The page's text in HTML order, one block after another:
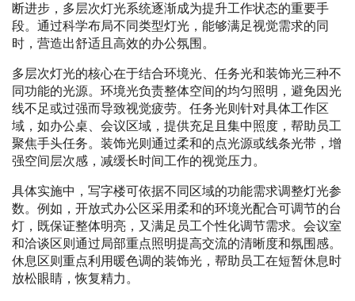
断进步，多层次灯光系统逐渐成为提升工作状态的重要手
段。通过科学布局不同类型灯光，能够满足视觉需求的同
时，营造出舒适且高效的办公氛围。
多层次灯光的核心在于结合环境光、任务光和装饰光三种不
同功能的光源。环境光负责整体空间的均匀照明，避免因光
线不足或过强而导致视觉疲劳。任务光则针对具体工作区
域，如办公桌、会议区域，提供充足且集中照度，帮助员工
聚焦手头任务。装饰光则通过柔和的点光源或线条光带，增
强空间层次感，减缓长时间工作的视觉压力。
具体实施中，写字楼可依据不同区域的功能需求调整灯光参
数。例如，开放式办公区采用柔和的环境光配合可调节的台
灯，既保证整体明亮，又满足员工个性化调节需求。会议室
和洽谈区则通过局部重点照明提高交流的清晰度和氛围感。
休息区则重点利用暖色调的装饰光，帮助员工在短暂休息时
放松眼睛，恢复精力。